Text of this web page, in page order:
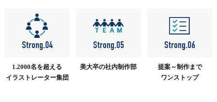
Strong.04
1.2000名を超える
イラストレーター集団
Strong.05
美大卒の社内制作部
Strong.06
提案～制作まで
ワンストップ